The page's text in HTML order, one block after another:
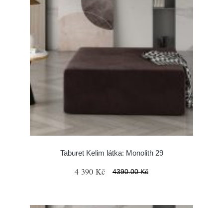
Taburet Kelim látka: Monolith 29
4 390 Kč 4390.00 Kč